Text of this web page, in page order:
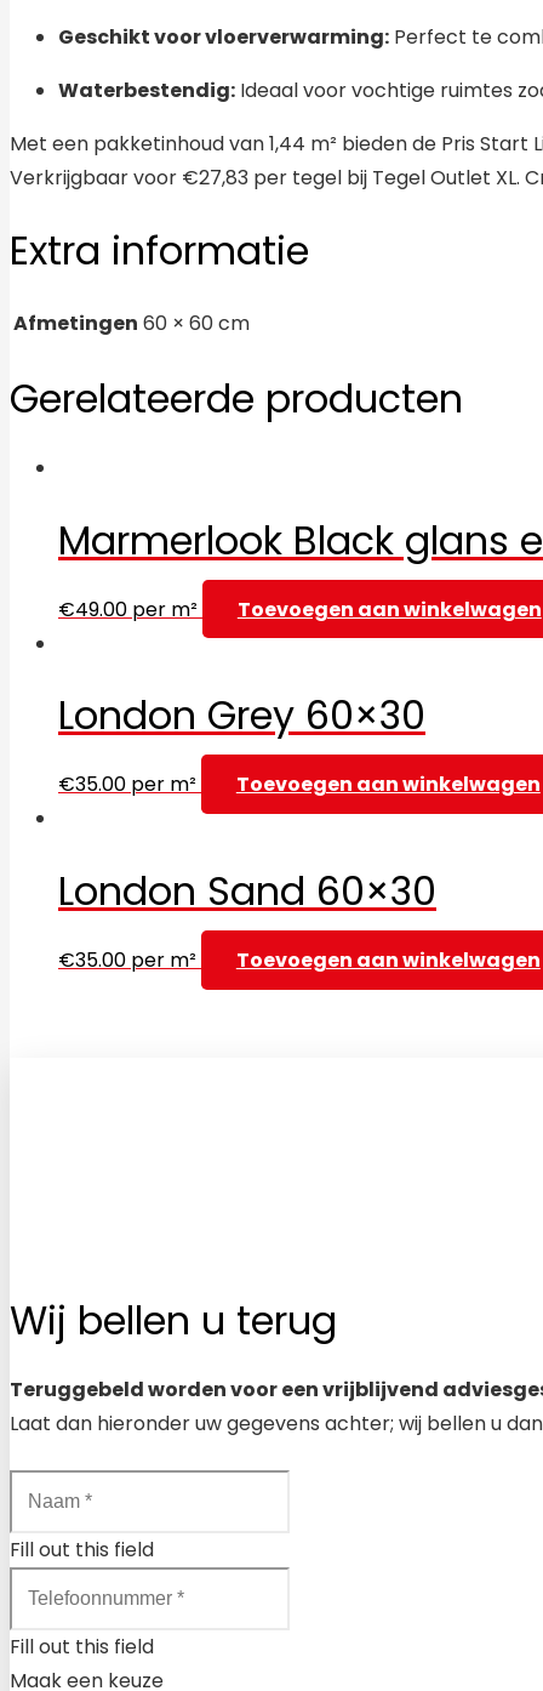
Geschikt voor vloerverwarming: Perfect te
Waterbestendig: Ideaal voor vochtige ruimtes
Met een pakketinhoud van 1,44 m² bieden de Pris
Verkrijgbaar voor €27,83 per tegel bij Tegel Outlet XL.
Extra informatie
Afmetingen 60 × 60 cm
Gerelateerde producten
Marmerlook Black glans
€49.00 per m² Toevoegen aan winkelwagen
London Grey 60×30
€35.00 per m² Toevoegen aan winkelwagen
London Sand 60×30
€35.00 per m² Toevoegen aan winkelwagen
Wij bellen u terug
Teruggebeld worden voor een vrijblijvend
Laat dan hieronder uw gegevens achter; wij bellen u
Fill out this field
Fill out this field
Maak een keuze